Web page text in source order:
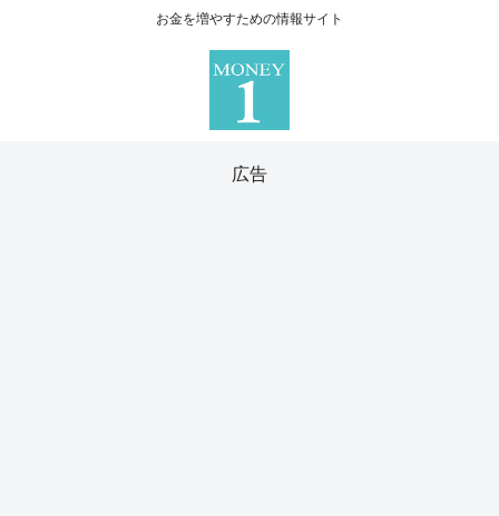
お金を増やすための情報サイト
広告